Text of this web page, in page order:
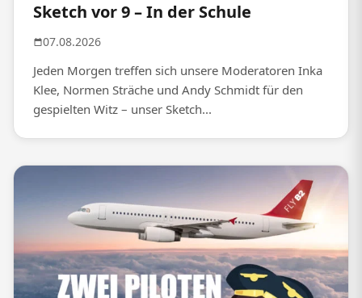
Sketch vor 9 – In der Schule
07.08.2026
Jeden Morgen treffen sich unsere Moderatoren Inka
Klee, Normen Sträche und Andy Schmidt für den
gespielten Witz – unser Sketch...